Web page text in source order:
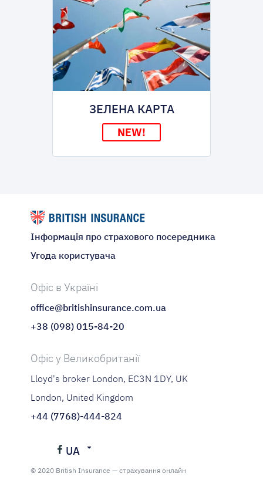
ЗЕЛЕНА КАРТА
NEW!
Інформація про страхового посередника
Угода користувача
Офіс в Україні
office@britishinsurance.com.ua
+38 (098) 015-84-20
Офіс у Великобританії
Lloyd's broker London, EC3N 1DY, UK
London, United Kingdom
+44 (7768)-444-824
UA
Українська
© 2020 British Insurance — страхування онлайн